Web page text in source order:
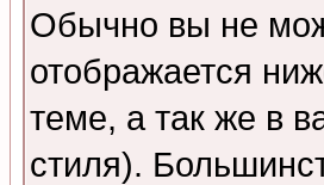
Обычно вы не
отображается
теме, а так же в
стиля).